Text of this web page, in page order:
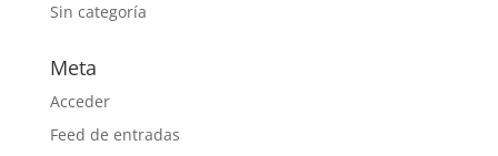
Sin categoría
Meta
Acceder
Feed de entradas